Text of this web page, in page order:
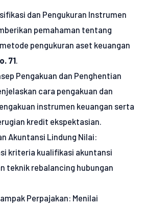
dan Pengukuran Instrumen
pemahaman tentang
pengukuran aset keuangan
71.
Pengakuan dan Penghentian
cara pengakuan dan
instrumen keuangan serta
kredit ekspektasian.
Akuntansi Lindung Nilai:
kriteria kualifikasi akuntansi
teknik rebalancing hubungan
Perpajakan: Menilai